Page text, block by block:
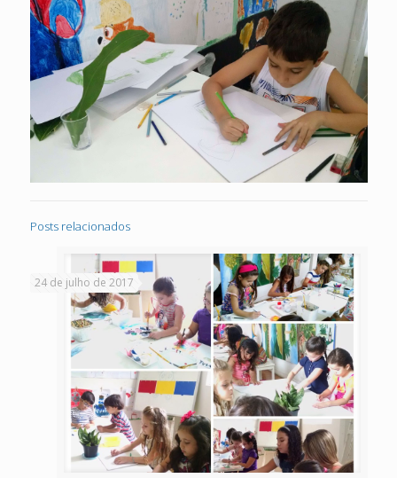
Posts relacionados
24 de julho de 2017